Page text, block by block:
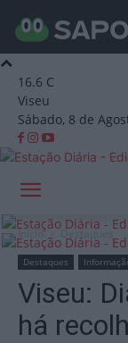
16.6 C
Viseu
Sábado, 8 de
Início Destaques
Destaques
Viseu:
há